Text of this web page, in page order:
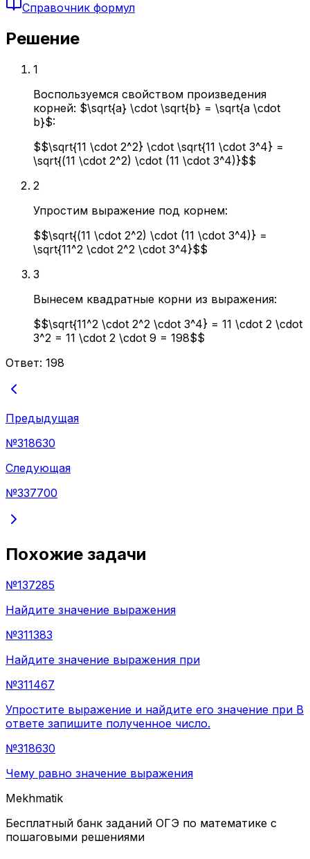
Справочник формул
Решение
1
Воспользуемся свойством произведения
корней: $\sqrt{a} \cdot \sqrt{b} = \sqrt{a \cdot
b}$:
$$\sqrt{11 \cdot 2^2} \cdot \sqrt{11 \cdot 3^4} =
\sqrt{(11 \cdot 2^2) \cdot (11 \cdot 3^4)}$$
2
Упростим выражение под корнем:
$$\sqrt{(11 \cdot 2^2) \cdot (11 \cdot 3^4)} =
\sqrt{11^2 \cdot 2^2 \cdot 3^4}$$
3
Вынесем квадратные корни из выражения:
$$\sqrt{11^2 \cdot 2^2 \cdot 3^4} = 11 \cdot 2 \cdot
3^2 = 11 \cdot 2 \cdot 9 = 198$$
Ответ: 198
Предыдущая
№318630
Следующая
№337700
Похожие задачи
№137285
Найдите значение выражения
№311383
Найдите значение выражения при
№311467
Упростите выражение и найдите его значение при В
ответе запишите полученное число.
№318630
Чему равно значение выражения
Mekhmatik
Бесплатный банк заданий ОГЭ по математике с
пошаговыми решениями